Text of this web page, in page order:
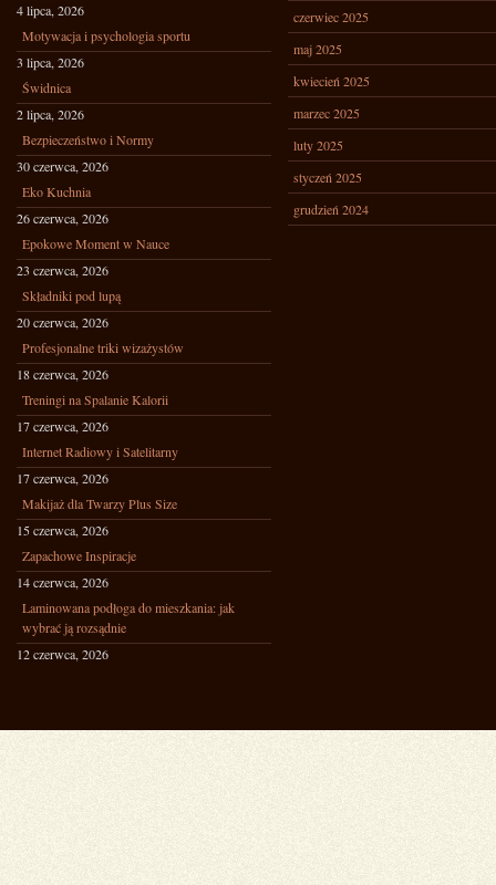
4 lipca, 2026
Motywacja i psychologia sportu
3 lipca, 2026
Świdnica
2 lipca, 2026
Bezpieczeństwo i Normy
30 czerwca, 2026
Eko Kuchnia
26 czerwca, 2026
Epokowe Moment w Nauce
23 czerwca, 2026
Składniki pod lupą
20 czerwca, 2026
Profesjonalne triki wizażystów
18 czerwca, 2026
Treningi na Spalanie Kalorii
17 czerwca, 2026
Internet Radiowy i Satelitarny
17 czerwca, 2026
Makijaż dla Twarzy Plus Size
15 czerwca, 2026
Zapachowe Inspiracje
14 czerwca, 2026
Laminowana podłoga do mieszkania: jak
wybrać ją rozsądnie
12 czerwca, 2026
czerwiec 2025
maj 2025
kwiecień 2025
marzec 2025
luty 2025
styczeń 2025
grudzień 2024